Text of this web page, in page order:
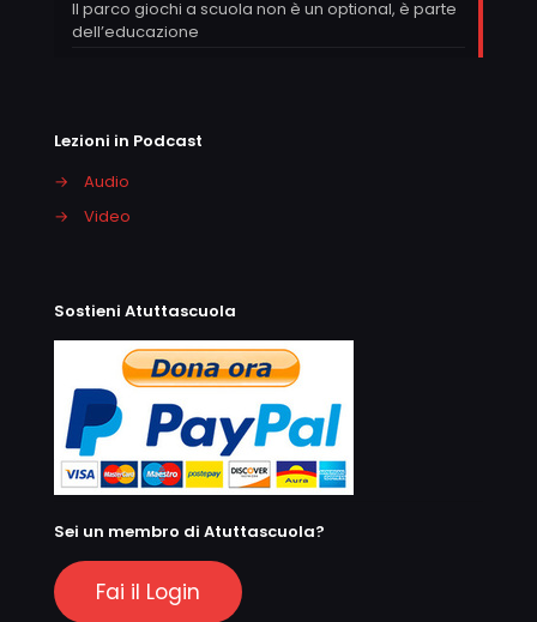
Il parco giochi a scuola non è un optional, è parte
dell’educazione
Lezioni in Podcast
→
Audio
→
Video
Sostieni Atuttascuola
Sei un membro di Atuttascuola?
Fai il Login